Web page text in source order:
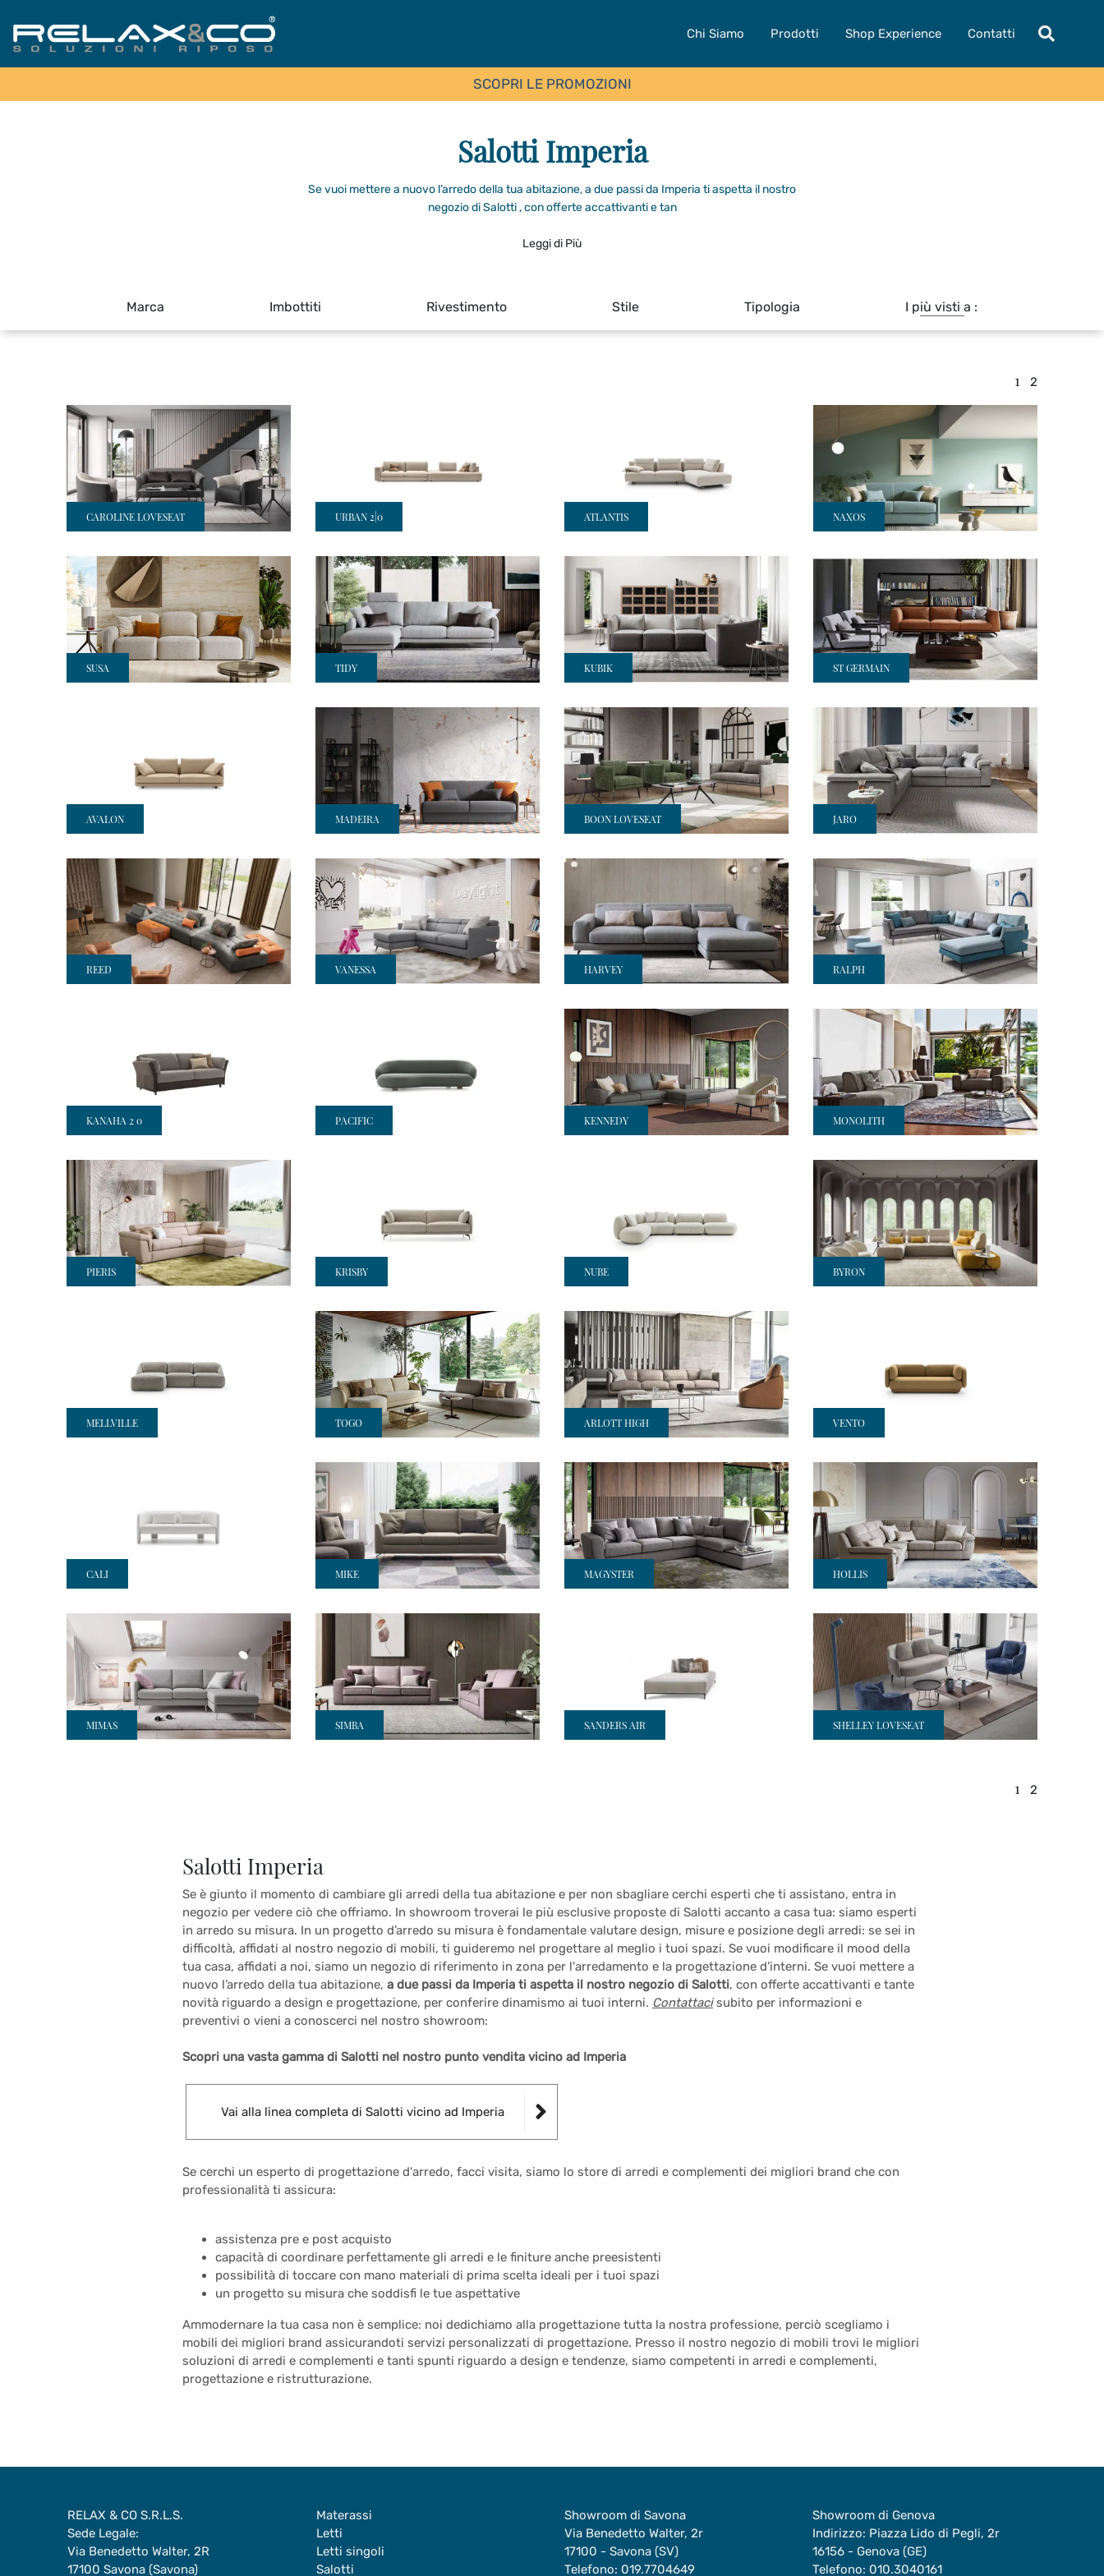
Chi Siamo Prodotti Shop Experience Contatti
SCOPRI LE PROMOZIONI
Salotti Imperia
Se vuoi mettere a nuovo l’arredo della tua abitazione, a due passi da Imperia ti aspetta il nostro
negozio di Salotti , con offerte accattivanti e tan
Leggi di Più
Marca Imbottiti Rivestimento Stile Tipologia I più visti a :
1 2
CAROLINE LOVESEAT URBAN 2|0 ATLANTIS NAXOS
SUSA TIDY KUBIK ST GERMAIN
AVALON MADEIRA BOON LOVESEAT JARO
REED VANESSA HARVEY RALPH
KANAHA 2 0 PACIFIC KENNEDY MONOLITH
PIERIS KRISBY NUBE BYRON
MELLVILLE TOGO ARLOTT HIGH VENTO
CALI MIKE MAGYSTER HOLLIS
MIMAS SIMBA SANDERS AIR SHELLEY LOVESEAT
1 2
Salotti Imperia
Se è giunto il momento di cambiare gli arredi della tua abitazione e per non sbagliare cerchi esperti che ti assistano, entra in
negozio per vedere ciò che offriamo. In showroom troverai le più esclusive proposte di Salotti accanto a casa tua: siamo esperti
in arredo su misura. In un progetto d’arredo su misura è fondamentale valutare design, misure e posizione degli arredi: se sei in
difficoltà, affidati al nostro negozio di mobili, ti guideremo nel progettare al meglio i tuoi spazi. Se vuoi modificare il mood della
tua casa, affidati a noi, siamo un negozio di riferimento in zona per l'arredamento e la progettazione d’interni. Se vuoi mettere a
nuovo l’arredo della tua abitazione, a due passi da Imperia ti aspetta il nostro negozio di Salotti, con offerte accattivanti e tante
novità riguardo a design e progettazione, per conferire dinamismo ai tuoi interni. Contattacisubito per informazioni e
preventivi o vieni a conoscerci nel nostro showroom:
Scopri una vasta gamma di Salotti nel nostro punto vendita vicino ad Imperia
Vai alla linea completa di Salotti vicino ad Imperia
Se cerchi un esperto di progettazione d'arredo, facci visita, siamo lo store di arredi e complementi dei migliori brand che con
professionalità ti assicura:
assistenza pre e post acquisto
capacità di coordinare perfettamente gli arredi e le finiture anche preesistenti
possibilità di toccare con mano materiali di prima scelta ideali per i tuoi spazi
un progetto su misura che soddisfi le tue aspettative
Ammodernare la tua casa non è semplice: noi dedichiamo alla progettazione tutta la nostra professione, perciò scegliamo i
mobili dei migliori brand assicurandoti servizi personalizzati di progettazione. Presso il nostro negozio di mobili trovi le migliori
soluzioni di arredi e complementi e tanti spunti riguardo a design e tendenze, siamo competenti in arredi e complementi,
progettazione e ristrutturazione.
RELAX & CO S.R.L.S.
Sede Legale:
Via Benedetto Walter, 2R
17100 Savona (Savona)
Materassi
Letti
Letti singoli
Salotti
Showroom di Savona
Via Benedetto Walter, 2r
17100 - Savona (SV)
Telefono: 019.7704649
Showroom di Genova
Indirizzo: Piazza Lido di Pegli, 2r
16156 - Genova (GE)
Telefono: 010.3040161